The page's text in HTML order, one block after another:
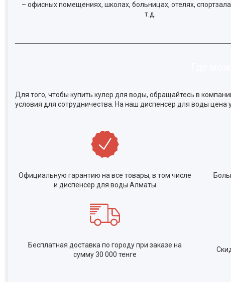
– офисных помещениях, школах, больницах, отелях,
т.д.
Для того, чтобы купить кулер для воды, обращайтесь в
условия для сотрудничества. На наш диспенсер для воды цена
Официальную гарантию на все товары, в том числе
и диспенсер для воды Алматы
Бесплатная доставка по городу при заказе на
сумму 30 000 тенге